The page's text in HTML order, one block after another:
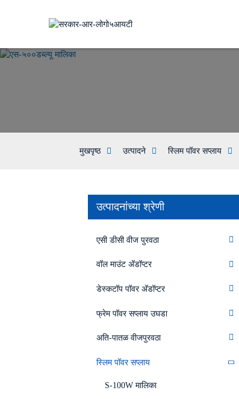
मुखपृष्ठ उत्पादने स्लिम पॉवर सप्लाय
उत्पादनांच्या श्रेणी
एसी डीसी वीज पुरवठा
वॉल माउंट अ‍ॅडॉप्टर
डेस्कटॉप पॉवर अ‍ॅडॉप्टर
फ्रेम पॉवर सप्लाय उघडा
अति-पातळ वीजपुरवठा
स्लिम पॉवर सप्लाय
S-100W मालिका